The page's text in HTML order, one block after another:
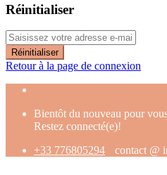
Réinitialiser
Réinitialiser
Retour à la page de connexion
Bientôt du nouveau pour
Restez connecté(e)!
+33 776805294
contact @